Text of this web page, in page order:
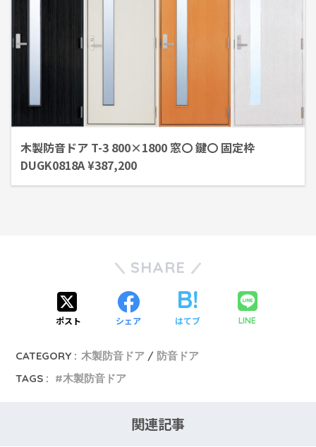
木製防音ドア T-3 800×1800 窓〇 鍵〇 固定枠
DUGK0818A ¥387,200
SHARE
ポスト シェア はてブ LINE
CATEGORY : 木製防音ドア
防音ドア
TAGS :
木製防音ドア
関連記事